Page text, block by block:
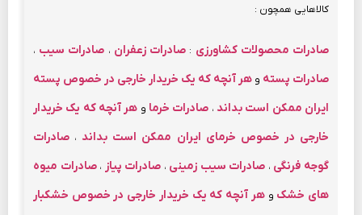
کالاهایی همچون :
صادرات محصولات کشاورزی : صادرات زعفران ، صادرات سیب ،
صادرات پسته و هر آنچه که یک خریدار خارجی در خصوص پسته
ایران ممکن است بداند ، صادرات خرما و هر آنچه که یک خریدار
خارجی در خصوص خرمای ایران ممکن است بداند ، صادرات
گوجه فرنگی ، صادرات سیب زمینی ، صادرات پیاز ،صادرات میوه
های خشک وهر آنچه که یک خریدار خارجی در خصوص خشکبار